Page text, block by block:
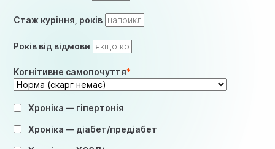
Стаж куріння, років
Років від відмови
Когнітивне самопочуття
Хроніка — гіпертонія
Хроніка — діабет/предіабет